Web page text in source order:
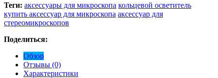
Теги: аксессуары для микроскопа кольцевой осветитель
купить аксессуар для микроскопа аксессуар для
стереомикроскопов
Поделиться:
Обзор
Отзывы (0)
Характеристики